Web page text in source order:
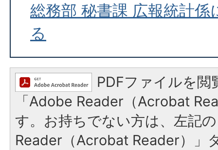
総務部 秘書課 広報統計係
る
PDFファイルを閲
「Adobe Reader（Acrobat
す。お持ちでない方は、左記
Reader（Acrobat Reader）」